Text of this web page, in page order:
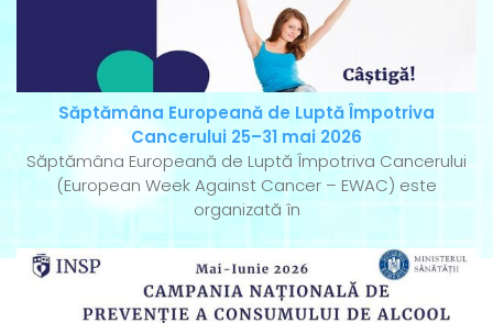
Săptămâna Europeană de Luptă Împotriva
Cancerului 25–31 mai 2026
Săptămâna Europeană de Luptă Împotriva Cancerului
(European Week Against Cancer – EWAC) este
organizată în